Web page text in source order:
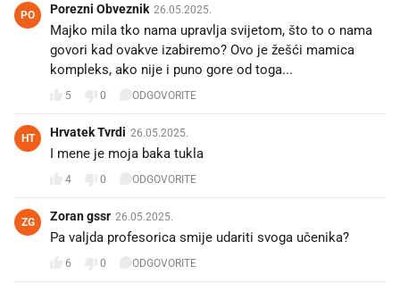
PO Porezni Obveznik 26.05.2025.
Majko mila tko nama upravlja svijetom, što to o nama
govori kad ovakve izabiremo? Ovo je žešći mamica
kompleks, ako nije i puno gore od toga...
5 0 ODGOVORITE
HT Hrvatek Tvrdi 26.05.2025.
I mene je moja baka tukla
4 0 ODGOVORITE
ZG Zoran gssr 26.05.2025.
Pa valjda profesorica smije udariti svoga učenika?
6 0 ODGOVORITE